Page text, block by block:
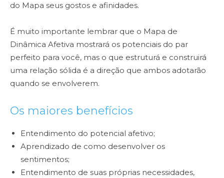
do Mapa seus gostos e afinidades.
É muito importante lembrar que o Mapa de
Dinâmica Afetiva mostrará os potenciais do par
perfeito para você, mas o que estruturá e construirá
uma relação sólida é a direção que ambos adotarão
quando se envolverem.
Os maiores benefícios
Entendimento do potencial afetivo;
Aprendizado de como desenvolver os
sentimentos;
Entendimento de suas próprias necessidades,